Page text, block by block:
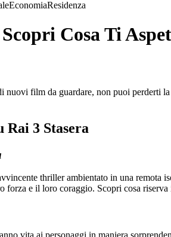
EconomiaResidenza
Cosa Ti
nuovi film da guardare, non puoi
Rai 3 Stasera
thriller ambientato in una remota
e il loro coraggio. Scopri cosa
vita ai personaggi in maniera